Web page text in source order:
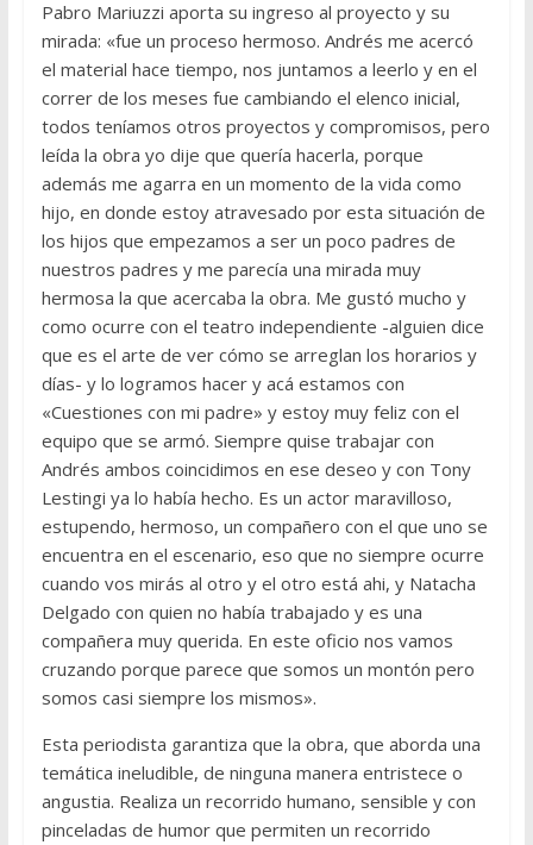
Pabro Mariuzzi aporta su ingreso al proyecto y su
mirada: «fue un proceso hermoso. Andrés me acercó
el material hace tiempo, nos juntamos a leerlo y en el
correr de los meses fue cambiando el elenco inicial,
todos teníamos otros proyectos y compromisos, pero
leída la obra yo dije que quería hacerla, porque
además me agarra en un momento de la vida como
hijo, en donde estoy atravesado por esta situación de
los hijos que empezamos a ser un poco padres de
nuestros padres y me parecía una mirada muy
hermosa la que acercaba la obra. Me gustó mucho y
como ocurre con el teatro independiente -alguien dice
que es el arte de ver cómo se arreglan los horarios y
días- y lo logramos hacer y acá estamos con
«Cuestiones con mi padre» y estoy muy feliz con el
equipo que se armó. Siempre quise trabajar con
Andrés ambos coincidimos en ese deseo y con Tony
Lestingi ya lo había hecho. Es un actor maravilloso,
estupendo, hermoso, un compañero con el que uno se
encuentra en el escenario, eso que no siempre ocurre
cuando vos mirás al otro y el otro está ahi, y Natacha
Delgado con quien no había trabajado y es una
compañera muy querida. En este oficio nos vamos
cruzando porque parece que somos un montón pero
somos casi siempre los mismos».
Esta periodista garantiza que la obra, que aborda una
temática ineludible, de ninguna manera entristece o
angustia. Realiza un recorrido humano, sensible y con
pinceladas de humor que permiten un recorrido